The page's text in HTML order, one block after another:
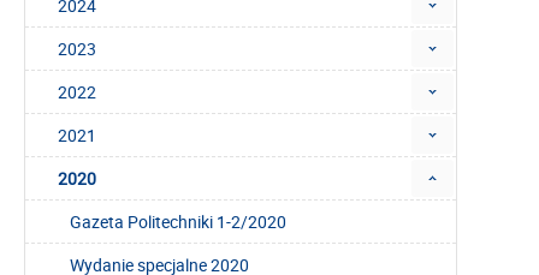
2024
2023
2022
2021
2020
Gazeta Politechniki 1-2/2020
Wydanie specjalne 2020